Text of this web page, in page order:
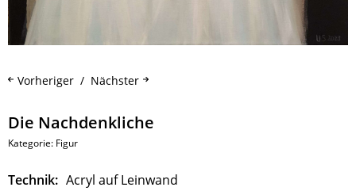
Nächster
Vorheriger
Die Nachdenkliche
Kategorie: Figur
Technik: Acryl auf Leinwand